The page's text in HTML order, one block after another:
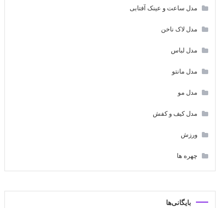
مدل ساعت و عینک آفتابی
مدل لاک ناخن
مدل لباس
مدل مانتو
مدل مو
مدل کیف و کفش
ورزش
چهره ها
بایگانی‌ها